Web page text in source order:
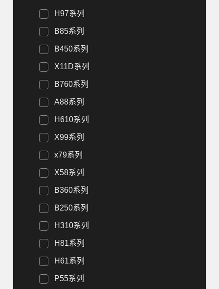
H97系列
B85系列
B450系列
X11D系列
B760系列
A88系列
H610系列
X99系列
x79系列
X58系列
B360系列
B250系列
H310系列
H81系列
H61系列
P55系列